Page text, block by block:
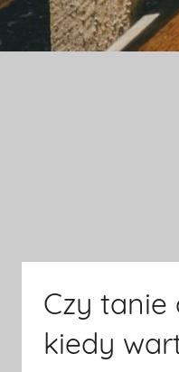
ciekawe
informacje
na
Czy tanie
kiedy